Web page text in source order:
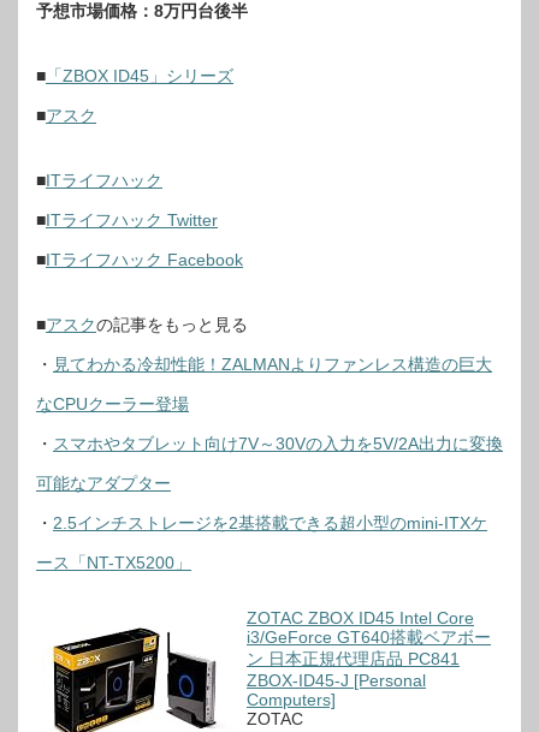
予想市場価格：8万円台後半
■ 「ZBOX ID45」シリーズ
■アスク
■ITライフハック
■ITライフハック Twitter
■ITライフハック Facebook
■アスクの記事をもっと見る
・ 見てわかる冷却性能！ZALMANよりファンレス構造の巨大
なCPUクーラー登場
・ スマホやタブレット向け7V～30Vの入力を5V/2A出力に変換
可能なアダプター
・ 2.5インチストレージを2基搭載できる超小型のmini-ITXケ
ース「NT-TX5200」
ZOTAC ZBOX ID45 Intel Core
i3/GeForce GT640搭載ベアボー
ン 日本正規代理店品 PC841
ZBOX-ID45-J [Personal
Computers]
ZOTAC